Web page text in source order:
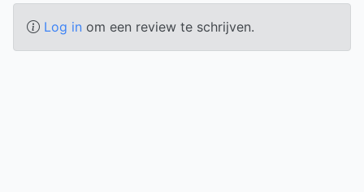
Log in om een review te schrijven.